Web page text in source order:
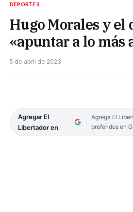
DEPORTES
Hugo Morales y el
«apuntar a lo más
5 de abril de 2023
Agregar El
Libertador en
Agrega El
preferidos en